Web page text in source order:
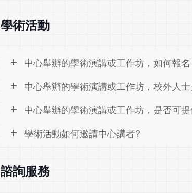
學術活動
中心舉辦的學術演講或工作坊，如何報名
中心舉辦的學術演講或工作坊，校外人
中心舉辦的學術演講或工作坊，是否可
學術活動如何邀請中心講者?
諮詢服務